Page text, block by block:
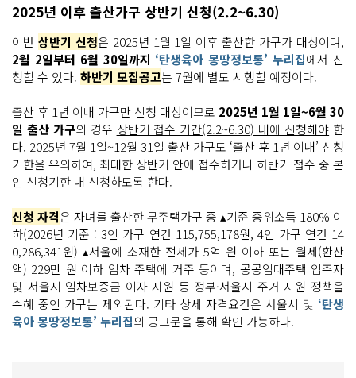
2025년 이후 출산가구 상반기 신청(2.2~6.30)
이번 상반기 신청은 2025년 1월 1일 이후 출산한 가구가 대상이며,
2월 2일부터 6월 30일까지 ‘탄생육아 몽땅정보통’ 누리집에서 신
청할 수 있다. 하반기 모집공고는 7월에 별도 시행할 예정이다.
출산 후 1년 이내 가구만 신청 대상이므로 2025년 1월 1일~6월 30
일 출산 가구의 경우 상반기 접수 기간(2.2~6.30) 내에 신청해야 한
다. 2025년 7월 1일~12월 31일 출산 가구도 ‘출산 후 1년 이내’ 신청
기한을 유의하여, 최대한 상반기 안에 접수하거나 하반기 접수 중 본
인 신청기한 내 신청하도록 한다.
신청 자격은 자녀를 출산한 무주택가구 중 ▴기준 중위소득 180% 이
하(2026년 기준 : 3인 가구 연간 115,755,178원, 4인 가구 연간 14
0,286,341원) ▴서울에 소재한 전세가 5억 원 이하 또는 월세(환산
액) 229만 원 이하 임차 주택에 거주 등이며, 공공임대주택 입주자
및 서울시 임차보증금 이자 지원 등 정부·서울시 주거 지원 정책을
수혜 중인 가구는 제외된다. 기타 상세 자격요건은 서울시 및 ‘탄생
육아 몽땅정보통’ 누리집의 공고문을 통해 확인 가능하다.